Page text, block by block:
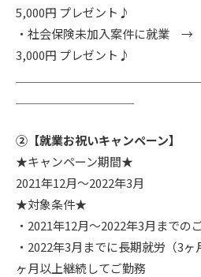
5,000円 プレゼント♪
・社会保険未加入案件に就業
3,000円 プレゼント♪
②【就業お祝いキャンペーン】
★キャンペーン期間★
2021年12月～2022年3月
★対象条件★
・2021年12月～2022年3月までの
・2022年3月までに長期就労（3
ヶ月以上継続してご勤務